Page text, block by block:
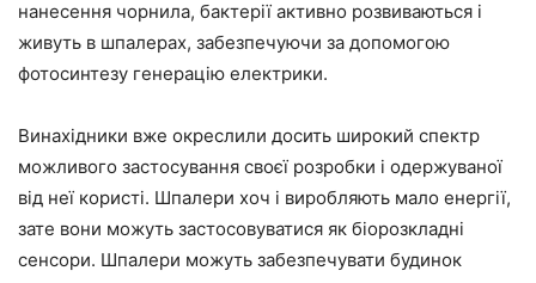
нанесення чорнила, бактерії активно розвиваються і
живуть в шпалерах, забезпечуючи за допомогою
фотосинтезу генерацію електрики.
Винахідники вже окреслили досить широкий спектр
можливого застосування своєї розробки і одержуваної
від неї користі. Шпалери хоч і виробляють мало енергії,
зате вони можуть застосовуватися як біорозкладні
сенсори. Шпалери можуть забезпечувати будинок